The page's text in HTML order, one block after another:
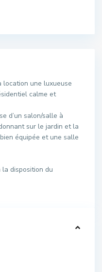
location une luxueuse
calme et
d’un salon/salle à
sur le jardin et la
équipée et une salle
disposition du